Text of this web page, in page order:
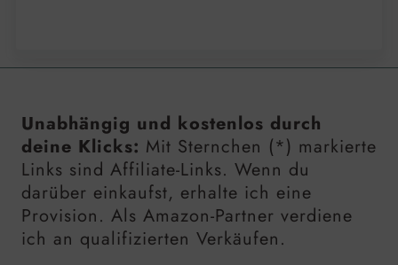
Unabhängig und kostenlos durch
deine Klicks: Mit Sternchen (*) markierte
Links sind Affiliate-Links. Wenn du
darüber einkaufst, erhalte ich eine
Provision. Als Amazon-Partner verdiene
ich an qualifizierten Verkäufen.